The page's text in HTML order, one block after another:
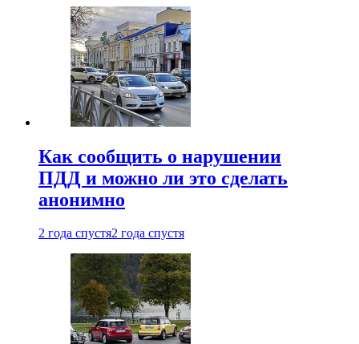
Как сообщить о нарушении
ПДД и можно ли это сделать
анонимно
2 года спустя2 года спустя